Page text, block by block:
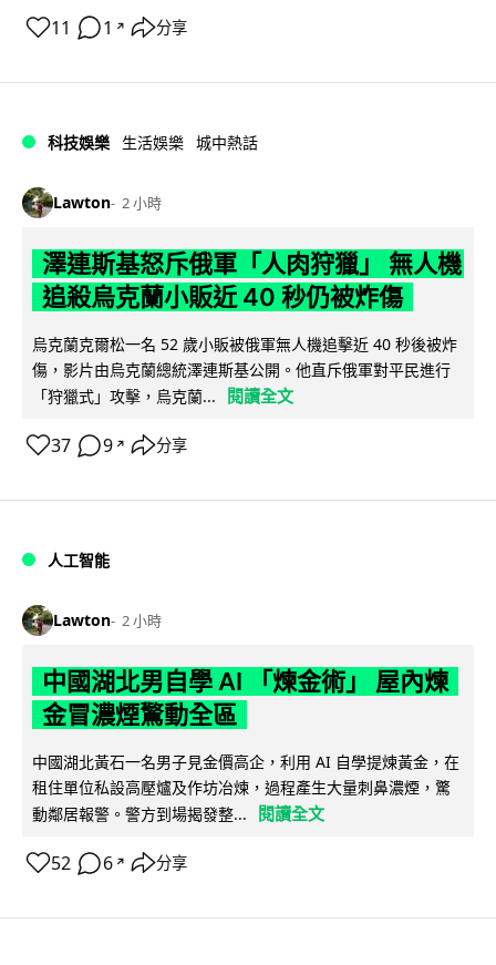
11 1 ↗ 分享
科技娛樂 生活娛樂 城中熱話
Lawton 2 小時
澤連斯基怒斥俄軍「人肉狩獵」 無人機
追殺烏克蘭小販近 40 秒仍被炸傷
烏克蘭克爾松一名 52 歲小販被俄軍無人機追擊近 40 秒後被炸
傷，影片由烏克蘭總統澤連斯基公開。他直斥俄軍對平民進行
「狩獵式」攻擊，烏克蘭...
閱讀全文
37 9 ↗ 分享
人工智能
Lawton 2 小時
中國湖北男自學 AI 「煉金術」 屋內煉
金冒濃煙驚動全區
中國湖北黃石一名男子見金價高企，利用 AI 自學提煉黃金，在
租住單位私設高壓爐及作坊冶煉，過程產生大量刺鼻濃煙，驚
動鄰居報警。警方到場揭發整...
閱讀全文
52 6 ↗ 分享